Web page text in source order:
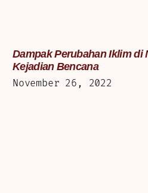
Dampak Perubahan Iklim di
Kejadian Bencana
November 26, 2022